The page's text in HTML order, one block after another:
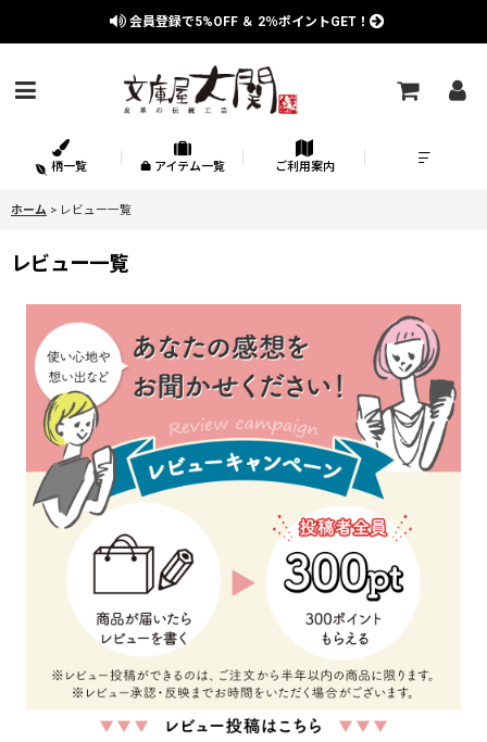
会員登録で5%OFF ＆ 2％ポイントGET！
柄一覧 アイテム一覧 ご利用案内
ホーム > レビュー一覧
レビュー一覧